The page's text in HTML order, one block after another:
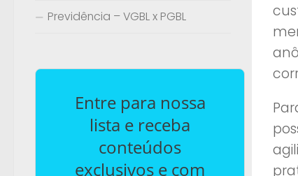
Previdência – VGBL x PGBL
Entre para nossa
lista e receba
conteúdos
exclusivos e com